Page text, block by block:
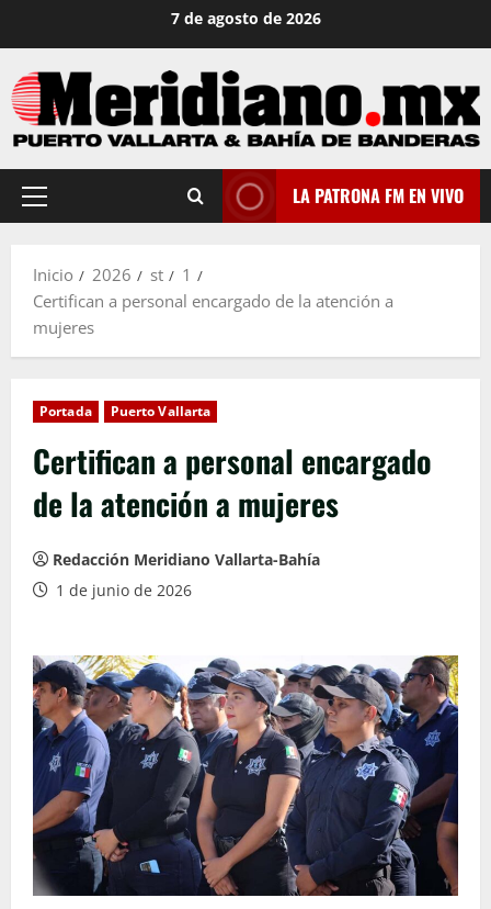
contenido
7 de agosto de 2026
Menú
LA PATRONA FM EN VIVO
Inicio 2026 st
1
Certifican a personal encargado de la atención a
mujeres
Portada Puerto Vallarta
Certifican a personal encargado
de la atención a mujeres
Redacción Meridiano Vallarta-Bahía
1 de junio de 2026